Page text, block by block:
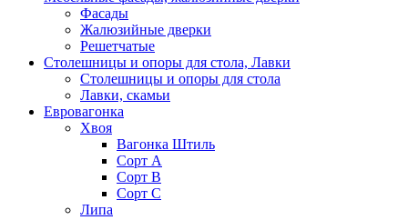
Фасады
Жалюзийные дверки
Решетчатые
Столешницы и опоры для стола, Лавки
Столешницы и опоры для стола
Лавки, скамьи
Евровагонка
Хвоя
Вагонка Штиль
Сорт А
Сорт В
Сорт С
Липа